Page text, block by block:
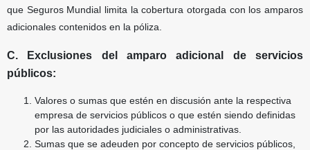
que Seguros Mundial limita la cobertura otorgada con los amparos
adicionales contenidos en la póliza.
C. Exclusiones del amparo adicional de servicios
públicos:
Valores o sumas que estén en discusión ante la respectiva
empresa de servicios públicos o que estén siendo definidas
por las autoridades judiciales o administrativas.
Sumas que se adeuden por concepto de servicios públicos,